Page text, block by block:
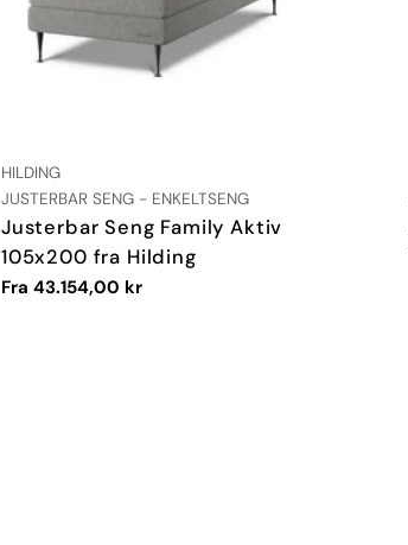
LEVERANDØR:
HILDING
TYPE:
JUSTERBAR SENG - ENKELTSENG
Justerbar Seng Family Aktiv
105x200 fra Hilding
Vanlig
Fra 43.154,00 kr